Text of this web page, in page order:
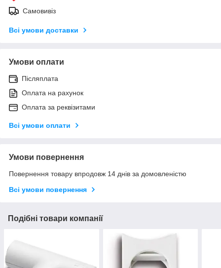
Самовивіз
Всі умови доставки
Умови оплати
Післяплата
Оплата на рахунок
Оплата за реквізитами
Всі умови оплати
Умови повернення
Повернення товару впродовж 14 днів за домовленістю
Всі умови повернення
Подібні товари компанії